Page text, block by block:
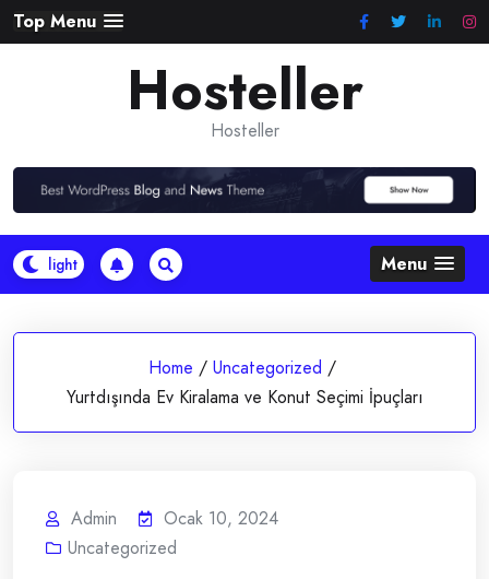
Skip
to
Top Menu
Hosteller
Hosteller
Menu
Home / Uncategorized /
Yurtdışında Ev Kiralama ve Konut Seçimi İpuçları
Admin
Ocak 10, 2024
Uncategorized